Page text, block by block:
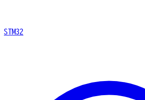
STM32